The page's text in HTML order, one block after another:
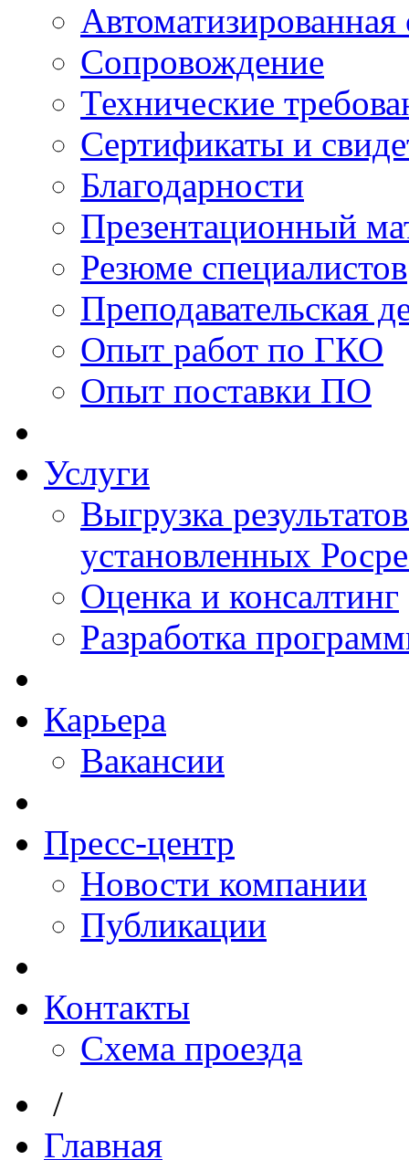
Сопровождение
Технические
Сертификаты и
Благодарности
Презентационный
Резюме специалистов
Преподавательская
Опыт работ по ГКО
Опыт поставки ПО
Услуги
Выгрузка
установленных
Оценка и консалтинг
Разработка
Карьера
Вакансии
Пресс-центр
Новости компании
Публикации
Контакты
Схема проезда
/
Главная